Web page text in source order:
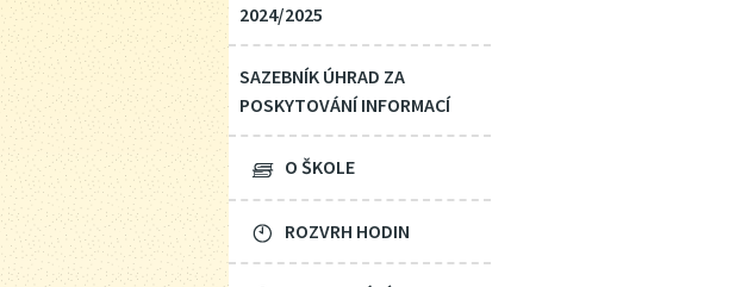
2024/2025
SAZEBNÍK ÚHRAD ZA
POSKYTOVÁNÍ INFORMACÍ
O ŠKOLE
ROZVRH HODIN